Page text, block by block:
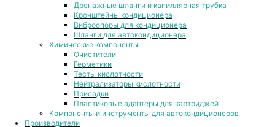
Дренажные шланги и капиллярная трубка
Кронштейны кондиционера
Виброопоры для кондиционера
Шланги для автокондиционера
Химические компоненты
Очистители
Герметики
Тесты кислотности
Нейтрализаторы кислотности
Присадки
Пластиковые адаптеры для картриджей
Компоненты и инструменты для автокондиционеров
Производители